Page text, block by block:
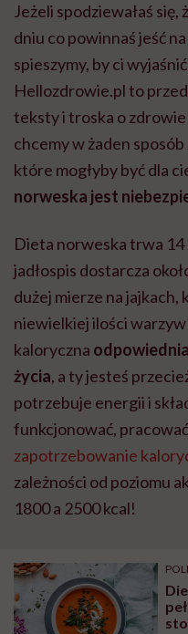
Jeżeli spodziewałaś
dniu co powinnaś jeść
spieszymy, by ci
Hellozdrowie.pl to
teksty i troska o
chcemy w żaden
które mogłyby być dla
norweska jest
Dieta norweska trwa 14
jadłospis dostarcza
dużej mierze na
niewielkiej ilości
kaloryczna
życia, a ty jesteś
potrzebuje energii i
funkcjonować,
zapotrzebowanie
zależności od poziomu
1800 a 2500 kcal!